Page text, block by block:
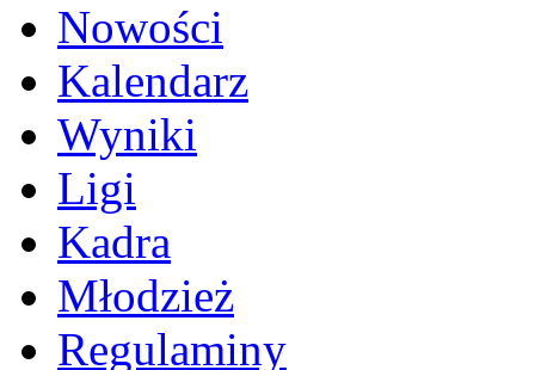
Nowości
Kalendarz
Wyniki
Ligi
Kadra
Młodzież
Regulaminy